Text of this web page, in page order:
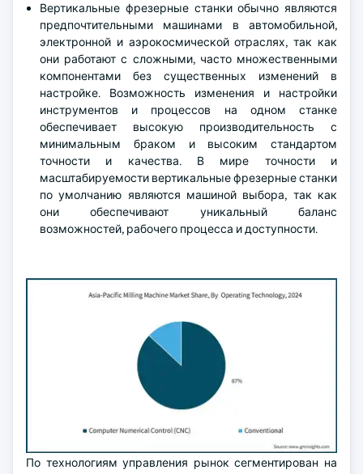
Вертикальные фрезерные станки обычно являются
предпочтительными машинами в автомобильной,
электронной и аэрокосмической отраслях, так как
они работают с сложными, часто множественными
компонентами без существенных изменений в
настройке. Возможность изменения и настройки
инструментов и процессов на одном станке
обеспечивает высокую производительность с
минимальным браком и высоким стандартом
точности и качества. В мире точности и
масштабируемости вертикальные фрезерные станки
по умолчанию являются машиной выбора, так как
они обеспечивают уникальный баланс
возможностей, рабочего процесса и доступности.
По технологиям управления рынок сегментирован на